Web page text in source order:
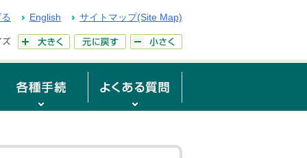
English サイトマップ(Site Map)